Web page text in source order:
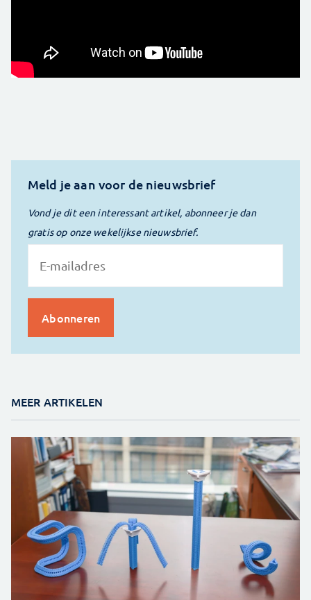
Meld je aan voor de nieuwsbrief
Vond je dit een interessant artikel, abonneer je dan
gratis op onze wekelijkse nieuwsbrief.
MEER ARTIKELEN